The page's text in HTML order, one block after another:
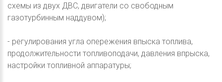
схемы из двух ДВС, двигатели со свободным
газотурбинным наддувом);
- регулирования угла опережения впыска топлива,
продолжительности топливоподачи, давления впрыска,
настройки топливной аппаратуры;